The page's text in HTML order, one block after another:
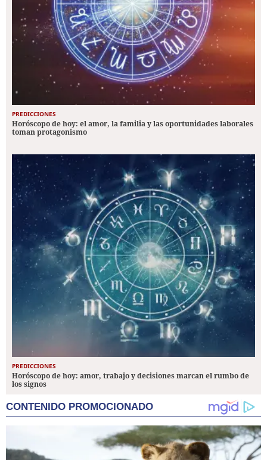
PREDICCIONES
Horóscopo de hoy: el amor, la familia y las oportunidades laborales
toman protagonismo
PREDICCIONES
Horóscopo de hoy: amor, trabajo y decisiones marcan el rumbo de
los signos
CONTENIDO PROMOCIONADO